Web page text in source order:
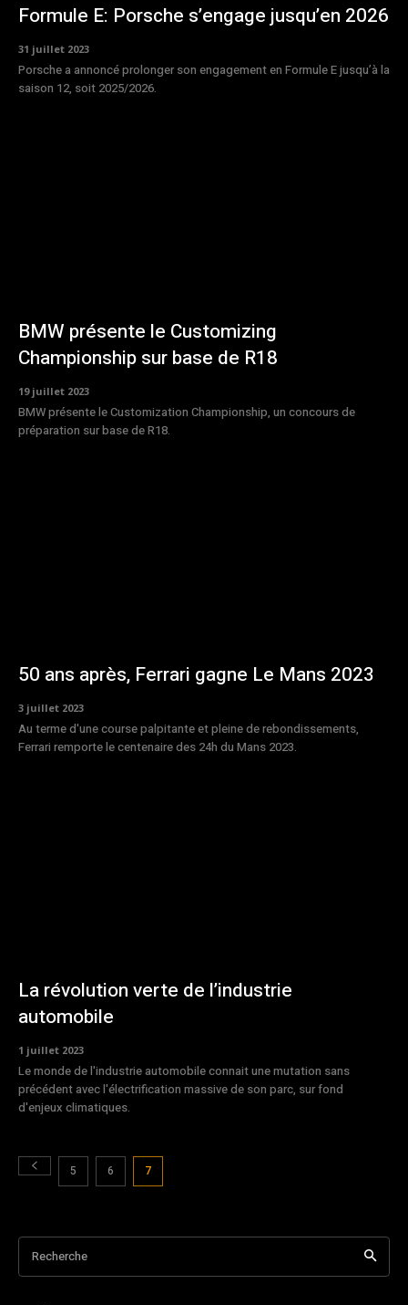
Formule E: Porsche s’engage jusqu’en 2026
31 juillet 2023
Porsche a annoncé prolonger son engagement en Formule E jusqu’à la
saison 12, soit 2025/2026.
BMW présente le Customizing
Championship sur base de R18
19 juillet 2023
BMW présente le Customization Championship, un concours de
préparation sur base de R18.
50 ans après, Ferrari gagne Le Mans 2023
3 juillet 2023
Au terme d'une course palpitante et pleine de rebondissements,
Ferrari remporte le centenaire des 24h du Mans 2023.
La révolution verte de l’industrie
automobile
1 juillet 2023
Le monde de l'industrie automobile connait une mutation sans
précédent avec l'électrification massive de son parc, sur fond
d'enjeux climatiques.
5 6 7
Recherche